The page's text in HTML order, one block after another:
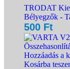
TRODAT
Bélyegzők -
500 Ft
Hozzáadás a
Kosárba